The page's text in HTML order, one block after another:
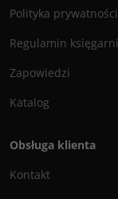
Polityka prywatności
Regulamin księgarni
Zapowiedzi
Katalog
Obsługa klienta
Kontakt